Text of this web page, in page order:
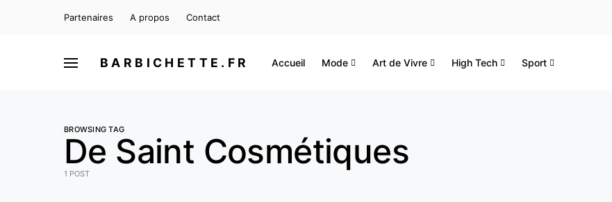
Partenaires A propos Contact
BARBICHETTE.FR Accueil Mode Art de Vivre High Tech Sport
BROWSING TAG
De Saint Cosmétiques
1 POST